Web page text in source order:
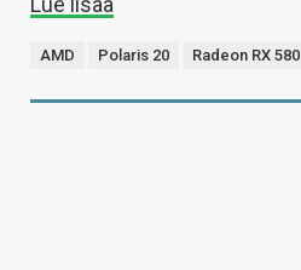
AMD Polaris 20 Radeon RX 580